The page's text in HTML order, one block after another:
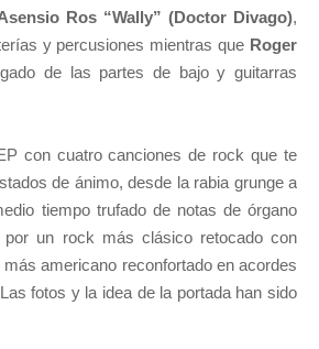
Ros “Wally” (Doctor Divago),
y percusiones mientras que Roger
de las partes de bajo y guitarras
con cuatro canciones de rock que te
de ánimo, desde la rabia grunge a
tiempo trufado de notas de órgano
por un rock más clásico retocado con
americano reconfortado en acordes
fotos y la idea de la portada han sido